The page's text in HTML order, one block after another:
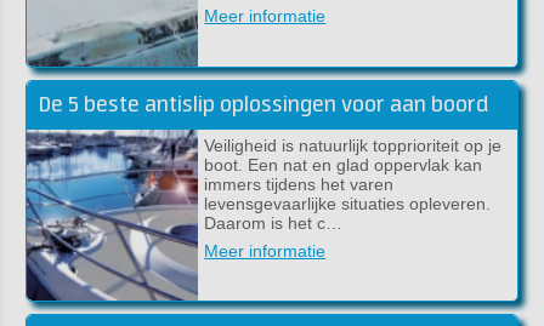
Meer informatie
De 5 beste antislip oplossingen voor aan boord
Veiligheid is natuurlijk topprioriteit op je
boot. Een nat en glad oppervlak kan
immers tijdens het varen
levensgevaarlijke situaties opleveren.
Daarom is het c…
Meer informatie